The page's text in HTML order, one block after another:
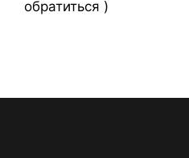
обратиться )